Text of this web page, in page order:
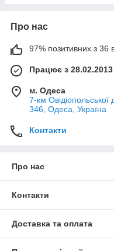
Про нас
97% позитивних з 36
Працює з 28.02.2013
м. Одеса
7-км
346, Одеса, Україна
Контакти
Про нас
Контакти
Доставка та оплата